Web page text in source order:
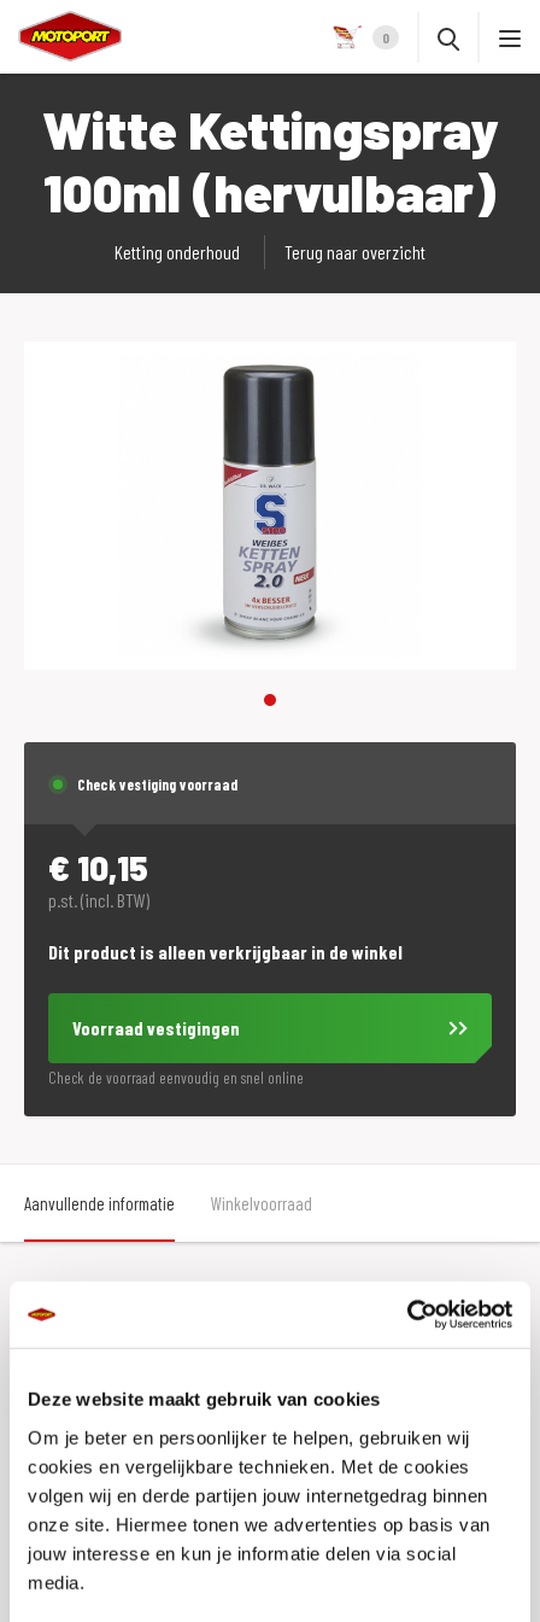
Deze website maakt gebruik van cookies
Om je beter en persoonlijker te helpen, gebruiken wij
cookies en vergelijkbare technieken. Met de cookies
volgen wij en derde partijen jouw internetgedrag binnen
onze site. Hiermee tonen we advertenties op basis van
jouw interesse en kun je informatie delen via social
media.
0
Witte Kettingspray
100ml (hervulbaar)
Ketting onderhoud Terug naar overzicht
Check vestiging voorraad
€ 10,15
p.st. (incl. BTW)
Dit product is alleen verkrijgbaar in de winkel
Voorraad vestigingen
Check de voorraad eenvoudig en snel online
Aanvullende informatie Winkelvoorraad
Aanvullende informatie
Merk
S100
Gewicht
0.12 KILOGRAM
Type product
Spray
EAN
4006539023516
Titel
S100 Witte Kettingspray 100ml (hervulbaar)